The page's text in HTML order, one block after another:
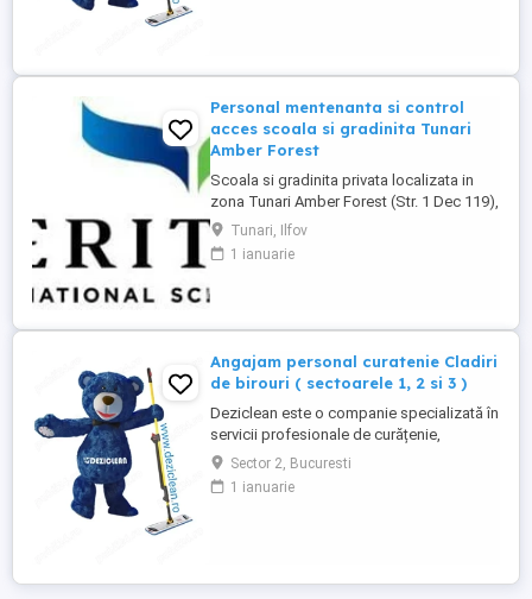
Personal mentenanta si control
acces scoala si gradinita Tunari
Amber Forest
Scoala si gradinita privata localizata in
zona Tunari Amber Forest (Str. 1 Dec 119),
cauta 1 persoana serioasa si
responsabila pentru mentenanta, ingrijire
cladiri si control acces. Pachet salarial
**Responsabilități principale:** * ...
Tunari, Ilfov
1 ianuarie
Angajam personal curatenie Cladiri
de birouri ( sectoarele 1, 2 si 3 )
Deziclean este o companie specializată în
servicii profesionale de curățenie,
prezentă în aproape toate marile orașe din
România. Ne mărim echipa și căutăm
agenți de curățenie pentru sedii de bănci
Sector 2, Bucuresti
1 ianuarie